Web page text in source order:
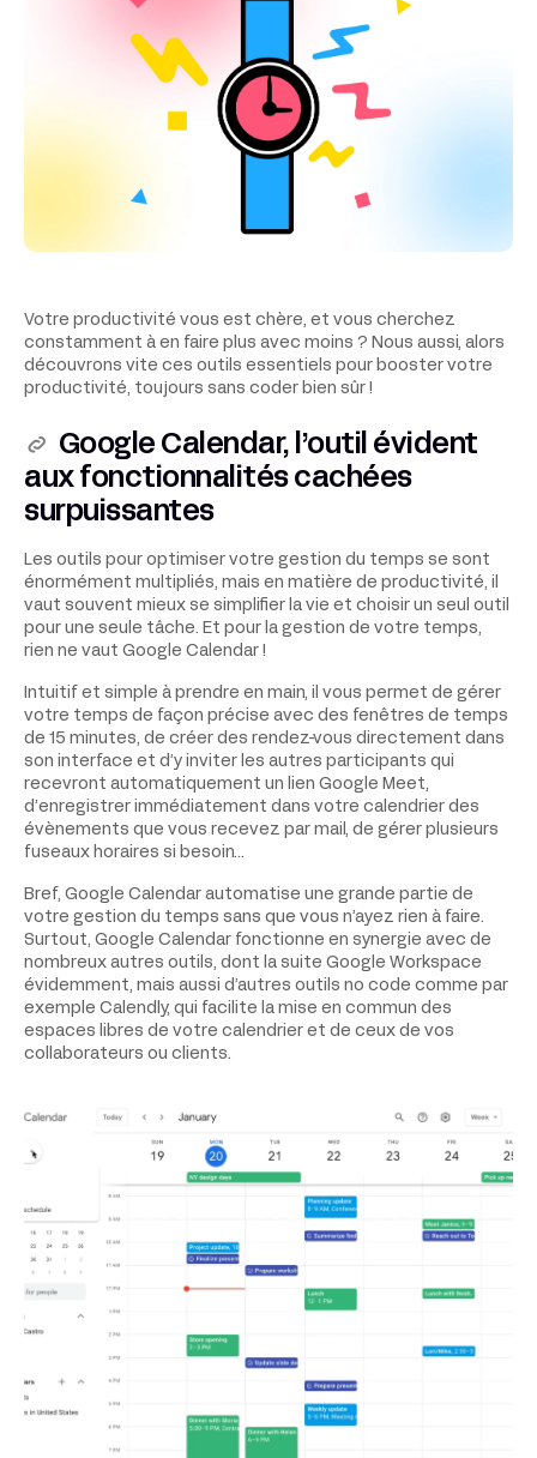
Votre productivité vous est chère, et vous cherchez
constamment à en faire plus avec moins ? Nous aussi, alors
découvrons vite ces outils essentiels pour booster votre
productivité, toujours sans coder bien sûr !
Google Calendar, l’outil évident
aux fonctionnalités cachées
surpuissantes
Les outils pour optimiser votre gestion du temps se sont
énormément multipliés, mais en matière de productivité, il
vaut souvent mieux se simplifier la vie et choisir un seul outil
pour une seule tâche. Et pour la gestion de votre temps,
rien ne vaut Google Calendar !
Intuitif et simple à prendre en main, il vous permet de gérer
votre temps de façon précise avec des fenêtres de temps
de 15 minutes, de créer des rendez-vous directement dans
son interface et d’y inviter les autres participants qui
recevront automatiquement un lien Google Meet,
d’enregistrer immédiatement dans votre calendrier des
évènements que vous recevez par mail, de gérer plusieurs
fuseaux horaires si besoin…
Bref, Google Calendar automatise une grande partie de
votre gestion du temps sans que vous n’ayez rien à faire.
Surtout, Google Calendar fonctionne en synergie avec de
nombreux autres outils, dont la suite Google Workspace
évidemment, mais aussi d’autres outils no code comme par
exemple Calendly, qui facilite la mise en commun des
espaces libres de votre calendrier et de ceux de vos
collaborateurs ou clients.